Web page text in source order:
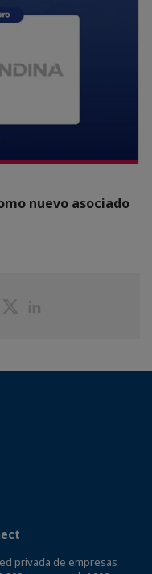
nuevo asociado
ShareShare
privada de empresas